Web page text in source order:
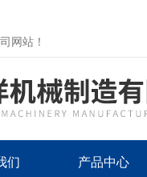
网站！
们 产品中心